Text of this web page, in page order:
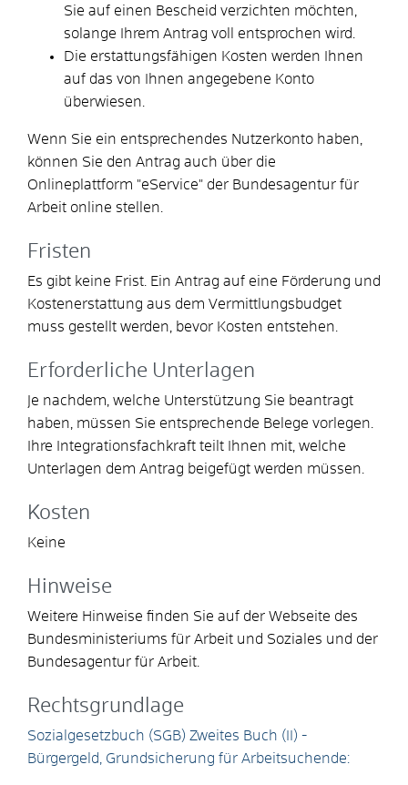
Sie auf einen Bescheid verzichten möchten,
solange Ihrem Antrag voll entsprochen wird.
Die erstattungsfähigen Kosten werden Ihnen
auf das von Ihnen angegebene Konto
überwiesen.
Wenn Sie ein entsprechendes Nutzerkonto haben,
können Sie den Antrag auch über die
Onlineplattform "eService" der Bundesagentur für
Arbeit online stellen.
Fristen
Es gibt keine Frist. Ein Antrag auf eine Förderung und
Kostenerstattung aus dem Vermittlungsbudget
muss gestellt werden, bevor Kosten entstehen.
Erforderliche Unterlagen
Je nachdem, welche Unterstützung Sie beantragt
haben, müssen Sie entsprechende Belege vorlegen.
Ihre Integrationsfachkraft teilt Ihnen mit, welche
Unterlagen dem Antrag beigefügt werden müssen.
Kosten
Keine
Hinweise
Weitere Hinweise finden Sie auf der Webseite des
Bundesministeriums für Arbeit und Soziales und der
Bundesagentur für Arbeit.
Rechtsgrundlage
Sozialgesetzbuch (SGB) Zweites Buch (II) -
Bürgergeld, Grundsicherung für Arbeitsuchende: